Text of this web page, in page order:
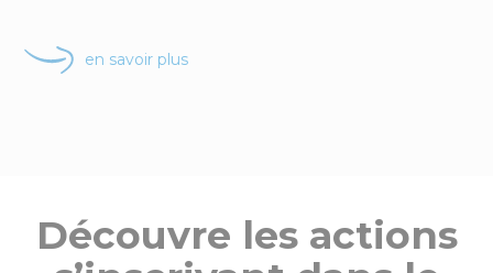
en savoir plus
Découvre les actions